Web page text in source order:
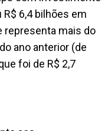
6,4 bilhões em
representa mais do
ano anterior (de
foi de R$ 2,7